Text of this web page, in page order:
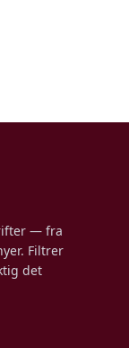
— fra
Filtrer
det